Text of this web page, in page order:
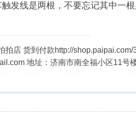
发线是两根，不要忘记其中一
店 货到付款http://
地址：济南市南全福小区11号